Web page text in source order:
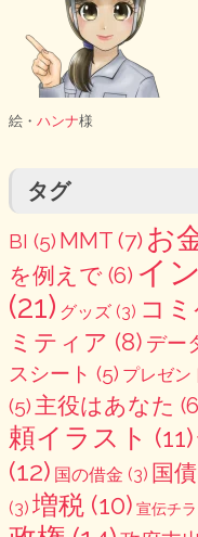
絵・ ハンナ様
タグ
BI (5) MMT(7) お
を例えで(6) イ
(21) グッズ(3) コ
ミティア (8) デー
スシート (5) プレゼン
(5) 主役はあなた
頼イラスト (11)
(12) 国の借金 (3) 国債
(3) 増税(10) 宣伝チ